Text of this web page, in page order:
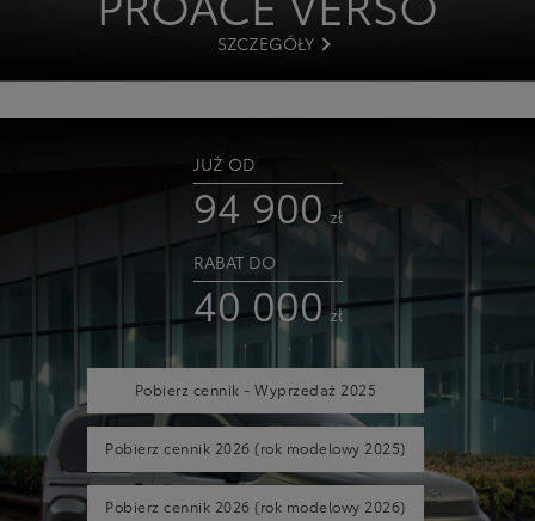
SZCZEGÓŁY
JUŻ OD
94 900 zł
RABAT DO
40 000 zł
Pobierz cennik - Wyprzedaż 2025
Pobierz cennik 2026(rok modelowy 2025)
Pobierz cennik 2026(rok modelowy 2026)